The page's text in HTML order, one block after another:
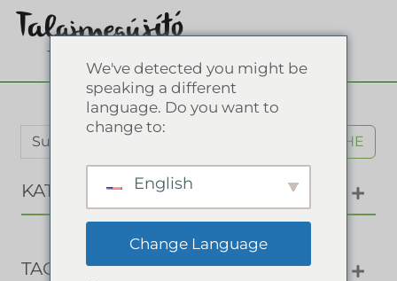
SUCHE
KATEGORIEN
TAGS
We've detected you might be
speaking a different
language. Do you want to
change to:
English
Change Language